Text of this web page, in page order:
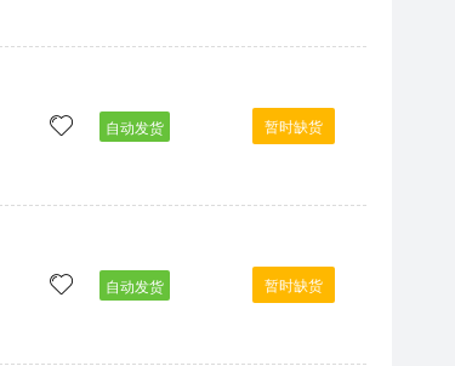
自动发货 暂时缺货
自动发货 暂时缺货